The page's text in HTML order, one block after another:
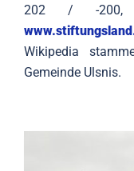
202 / -200, E-
Wikipedia
Gemeinde Ulsnis.